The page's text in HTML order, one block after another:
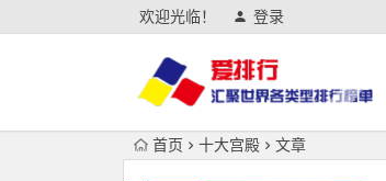
欢迎光临！ 登录
首页 十大宫殿 文章